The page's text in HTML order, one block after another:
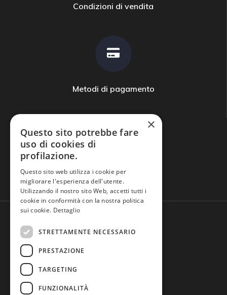
Condizioni di vendita
Metodi di pagamento
Domande frequenti
×
Questo sito potrebbe fare
uso di cookies di
profilazione.
Questo sito web utilizza i cookie per
migliorare l'esperienza dell'utente.
Utilizzando il nostro sito Web, accetti tutti i
cookie in conformità con la nostra politica
sui cookie. Dettaglio
STRETTAMENTE NECESSARIO
PRESTAZIONE
TARGETING
FUNZIONALITÀ